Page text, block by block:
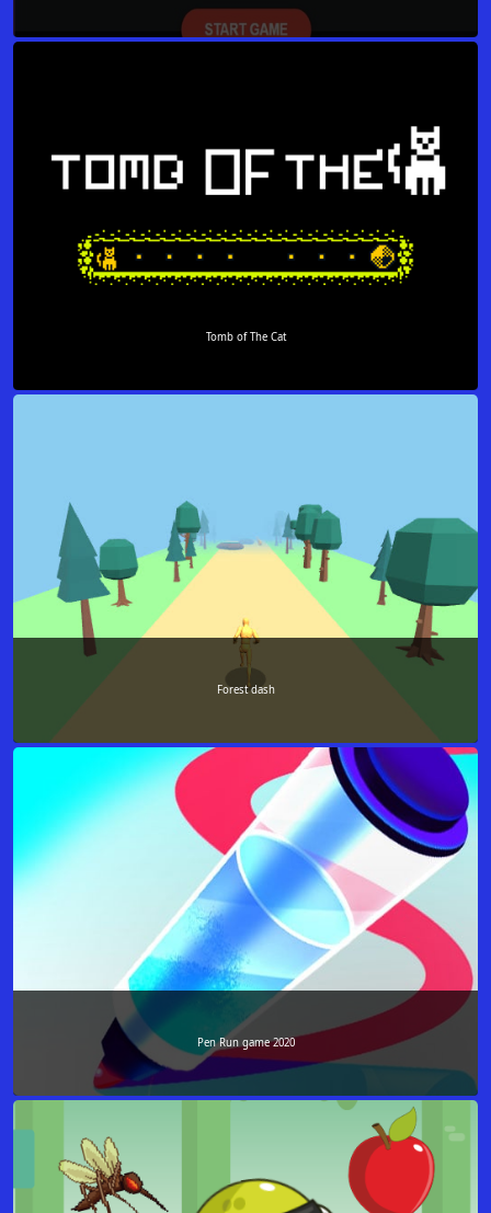
Tomb of The Cat
Forest dash
Pen Run game 2020